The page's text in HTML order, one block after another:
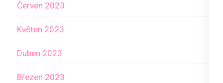
Červen 2023
Květen 2023
Duben 2023
Březen 2023